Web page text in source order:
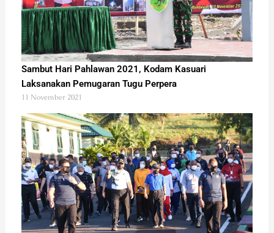
Sambut Hari Pahlawan 2021, Kodam Kasuari
Laksanakan Pemugaran Tugu Perpera
11 November 2021